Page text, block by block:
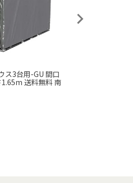
ス3台用-GU 間口
送料無料 南